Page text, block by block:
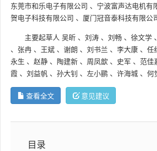
东莞市和乐电子有限公司 、 宁波富声达电机有
贺电子科技有限公司 、 厦门冠音泰科技有限公
主要起草人 吴昕 、 刘涛 、 刘畅 、 徐文学 、
、 张冉 、 王斌 、 谢朗 、 刘书兰 、 李大康 、 任
永生 、 赵静 、 陶建新 、 周凤歆 、 史军 、 范佳
霞 、 刘益帆 、 孙大钊 、 左小鹂 、 许海城 、 何
查看全文 意见建议
目录